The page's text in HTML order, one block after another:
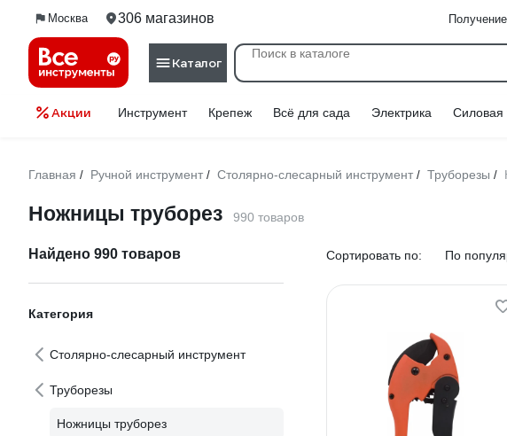
Москва 306 магазинов
Каталог
Акции Инструмент Крепеж Всё для сада Электрика Силовая
Главная / Ручной инструмент / Столярно-слесарный инструмент / Труборезы /
Ножницы труборез 990 товаров
Найдено 990 товаров
Категория
Столярно-слесарный инструмент
Труборезы
Ножницы труборез
Сортировать по: По